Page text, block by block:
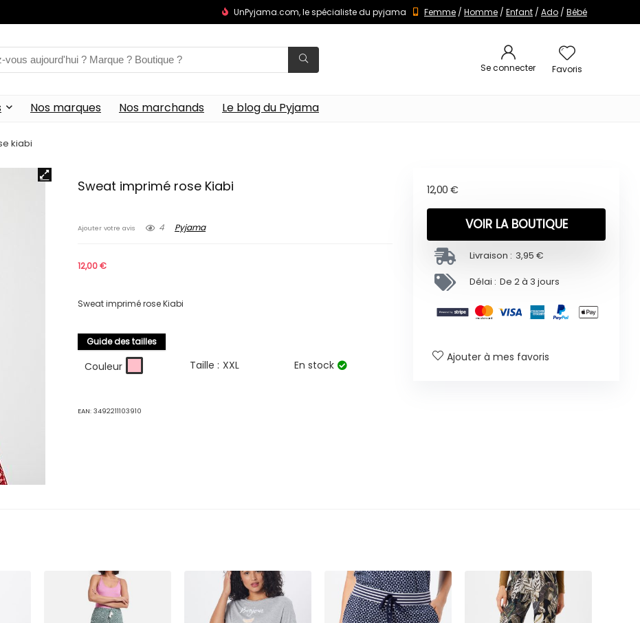
UnPyjama.com, le spécialiste du pyjama Femme / Homme / Enfant / Ado / Bébé
Se connecter Favoris
Nos marques Nos marchands Le blog du Pyjama
kiabi
Sweat imprimé rose Kiabi
Ajouter votre avis 4 Pyjama
12,00€
Sweat imprimé rose Kiabi
Guide des tailles
Couleur Taille : XXL En stock
EAN:3492211103910
12,00 €
VOIR LA BOUTIQUE
Livraison : 3,95 €
Délai : De 2 à 3 jours
Ajouter à mes favoris